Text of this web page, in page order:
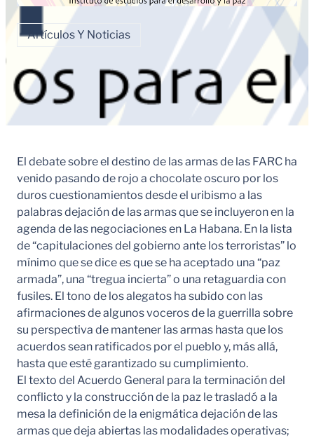
Artículos Y Noticias
El debate sobre el destino de las armas de las FARC ha
venido pasando de rojo a chocolate oscuro por los
duros cuestionamientos desde el uribismo a las
palabras dejación de las armas que se incluyeron en la
agenda de las negociaciones en La Habana. En la lista
de “capitulaciones del gobierno ante los terroristas” lo
mínimo que se dice es que se ha aceptado una “paz
armada”, una “tregua incierta” o una retaguardia con
fusiles. El tono de los alegatos ha subido con las
afirmaciones de algunos voceros de la guerrilla sobre
su perspectiva de mantener las armas hasta que los
acuerdos sean ratificados por el pueblo y, más allá,
hasta que esté garantizado su cumplimiento.
El texto del Acuerdo General para la terminación del
conflicto y la construcción de la paz le trasladó a la
mesa la definición de la enigmática dejación de las
armas que deja abiertas las modalidades operativas;